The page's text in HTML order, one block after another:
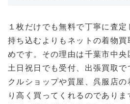
１枚だけでも無料で丁寧に査
持ち込むよりもネットの着物買
めです。その理由は千葉市中央
土日祝日でも受付、出張買取で
クルショップや質屋、呉服店の
り高く買ってくれるのでありま